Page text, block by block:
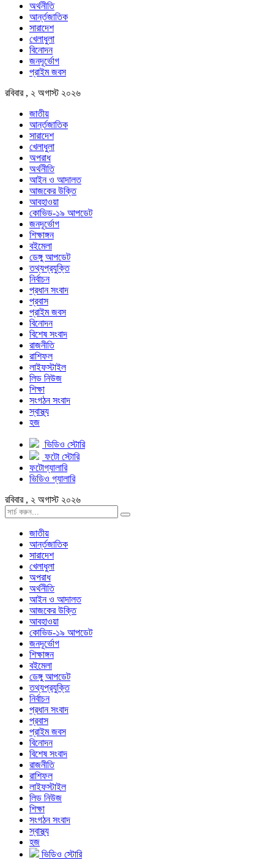
অর্থনীতি
আর্ন্তজাতিক
সারাদেশ
খেলাধুলা
বিনোদন
জনদূর্ভোগ
প্রাইম জবস
রবিবার , ২ অগাস্ট ২০২৬
জাতীয়
আর্ন্তজাতিক
সারাদেশ
খেলাধুলা
অপরাধ
অর্থনীতি
আইন ও আদালত
আজকের উক্তি
আবহাওয়া
কোভিড-১৯ আপডেট
জনদূর্ভোগ
শিক্ষাঙ্গন
বইমেলা
ডেঙ্গু আপডেট
তথ্যপ্রযুক্তি
নির্বাচন
প্রধান সংবাদ
প্রবাস
প্রাইম জবস
বিনোদন
বিশেষ সংবাদ
রাজনীতি
রাশিফল
লাইফস্টাইল
লিড নিউজ
শিক্ষা
সংগঠন সংবাদ
স্বাস্থ্য
হজ
ভিডিও স্টোরি
ফটো স্টোরি
ফটোগ্যালারি
ভিডিও গ্যালারি
রবিবার , ২ অগাস্ট ২০২৬
জাতীয়
আর্ন্তজাতিক
সারাদেশ
খেলাধুলা
অপরাধ
অর্থনীতি
আইন ও আদালত
আজকের উক্তি
আবহাওয়া
কোভিড-১৯ আপডেট
জনদূর্ভোগ
শিক্ষাঙ্গন
বইমেলা
ডেঙ্গু আপডেট
তথ্যপ্রযুক্তি
নির্বাচন
প্রধান সংবাদ
প্রবাস
প্রাইম জবস
বিনোদন
বিশেষ সংবাদ
রাজনীতি
রাশিফল
লাইফস্টাইল
লিড নিউজ
শিক্ষা
সংগঠন সংবাদ
স্বাস্থ্য
হজ
ভিডিও স্টোরি